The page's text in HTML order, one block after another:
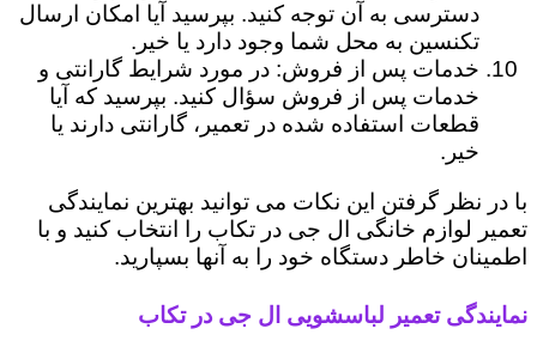
دسترسی به آن توجه کنید. بپرسید آیا امکان ارسال
تکنسین به محل شما وجود دارد یا خیر.
خدمات پس از فروش: در مورد شرایط گارانتی و
خدمات پس از فروش سؤال کنید. بپرسید که آیا
قطعات استفاده شده در تعمیر، گارانتی دارند یا
خیر.
با در نظر گرفتن این نکات می توانید بهترین نمایندگی
تعمیر لوازم خانگی ال جی در تکاب را انتخاب کنید و با
اطمینان خاطر دستگاه خود را به آنها بسپارید.
نمایندگی تعمیر لباسشویی ال جی در تکاب